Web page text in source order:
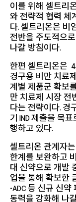
이를 위해 셀트리
와 전략적 협력 체
다. 셀트리온은 비
전반을 주도적으
나갈 방침이다.
한편 셀트리온은 4
경구용 비만 치료
계별 제품군 확보
만 치료제 시장 전
다는 전략이다. 경
기
IND제출을 목표
행하고 있다.
셀트리온 관계자
한계를 보완하고
대 신약으로 개발
업을 통해 확보한
·ADC 등 신규 신약
동력을 강화해 나